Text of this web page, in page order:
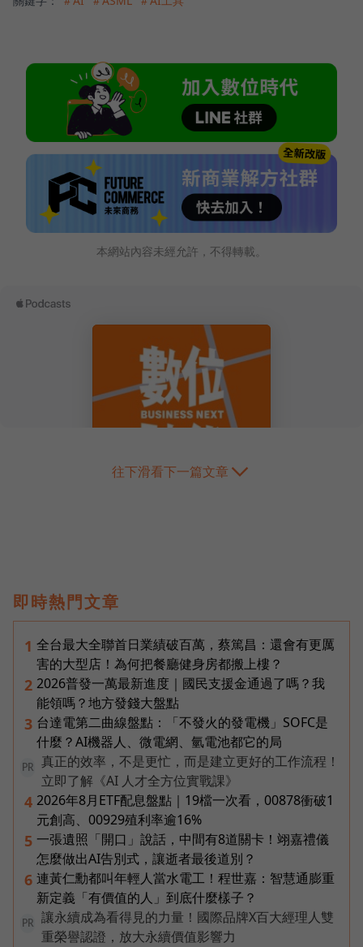
本網站內容未經允許，不得轉載。
往下滑看下一篇文章
即時熱門文章
1 全台最大全聯首日業績破百萬，蔡篤昌：還會有更厲
害的大型店！為何把餐廳健身房都搬上樓？
2 2026普發一萬最新進度｜國民支援金通過了嗎？我
能領嗎？地方發錢大盤點
3 台達電第二曲線盤點：「不發火的發電機」SOFC是
什麼？AI機器人、微電網、氫電池都它的局
PR
真正的效率，不是更忙，而是建立更好的工作流程！
立即了解《AI 人才全方位實戰課》
4 2026年8月ETF配息盤點｜19檔一次看，00878衝破1
元創高、00929殖利率逾16%
5 一張遺照「開口」說話，中間有8道關卡！翊嘉禮儀
怎麼做出AI告別式，讓逝者最後道別？
6 連黃仁勳都叫年輕人當水電工！程世嘉：智慧通膨重
新定義「有價值的人」到底什麼樣子？
PR
讓永續成為看得見的力量！國際品牌X百大經理人雙
重榮譽認證，放大永續價值影響力